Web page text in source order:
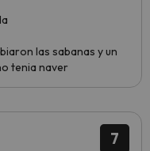
las sabanas y un
tenia naver
7